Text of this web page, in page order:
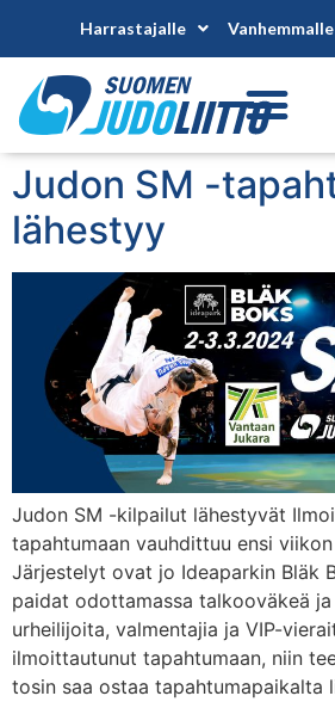
Harrastajalle Vanhemmalle
Judon SM -
lähestyy
Judon SM -kilpailut lähestyvät
tapahtumaan vauhdittuu ensi viikon
Järjestelyt ovat jo Ideaparkin Bläk
paidat odottamassa talkooväkeä
urheilijoita, valmentajia ja VIP-
ilmoittautunut tapahtumaan, niin
tosin saa ostaa tapahtumapaikalta